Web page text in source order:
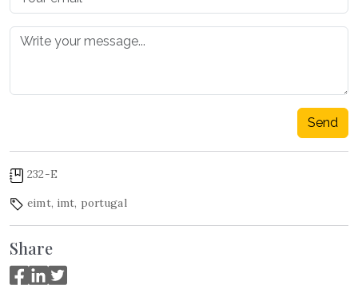
Send
232-E
eimt, imt, portugal
Share